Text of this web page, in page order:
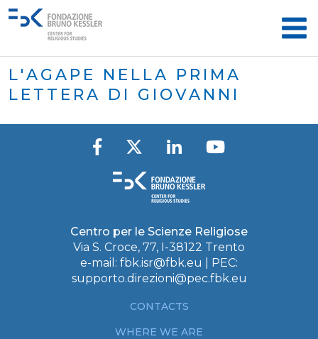
L'AGAPE NELLA PRIMA
LETTERA DI GIOVANNI
Centro per le Scienze Religiose
Via S. Croce, 77, I-38122 Trento
e-mail: fbk.isr@fbk.eu
| PEC:
supporto.direzioni@pec.fbk.eu
CONTACTS
WHERE WE ARE